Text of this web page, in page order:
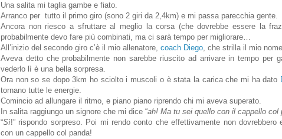
Una salita mi taglia gambe e fiato.
Arranco per tutto il primo giro (sono 2 giri da 2,4km) e mi passa parecchia gente.
Ancora non riesco a sfruttare al meglio la corsa (che dovrebbe essere la
probabilmente devo fare più combinati, ma ci sarà tempo per migliorare…
All’inizio del secondo giro c’è il mio allenatore, coach Diego, che strilla il mio
Aveva detto che probabilmente non sarebbe riuscito ad arrivare in tempo per
vederlo lì è una bella sorpresa.
Ora non so se dopo 3km ho sciolto i muscoli o è stata la carica che mi ha dato
tornano tutte le energie.
Comincio ad allungare il ritmo, e piano piano riprendo chi mi aveva superato.
In salita raggiungo un signore che mi dice “ah! Ma tu sei quello con il cappello col
“Sì!” rispondo sorpreso. Poi mi rendo conto che effettivamente non
con un cappello col panda!